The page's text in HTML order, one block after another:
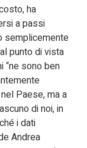
ha
a passi
semplicemente
punto di vista
“ne sono ben
Paese, ma a
di noi, in
i dati
Andrea